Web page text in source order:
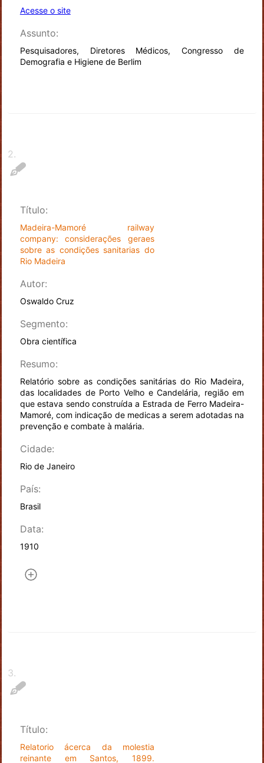
Acesse o site
Assunto:
Pesquisadores, Diretores Médicos, Congresso de
Demografia e Higiene de Berlim
2.
Título:
Madeira-Mamoré railway
company: considerações geraes
sobre as condições sanitarias do
Rio Madeira
Autor:
Oswaldo Cruz
Segmento:
Obra científica
Resumo:
Relatório sobre as condições sanitárias do Rio Madeira,
das localidades de Porto Velho e Candelária, região em
que estava sendo construída a Estrada de Ferro Madeira-
Mamoré, com indicação de medicas a serem adotadas na
prevenção e combate à malária.
Cidade:
Rio de Janeiro
País:
Brasil
Data:
1910
3.
Título:
Relatorio ácerca da molestia
reinante em Santos, 1899.